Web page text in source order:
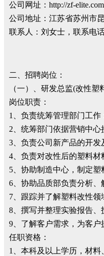
公司网址：http://zf-
公司地址：江苏省苏州市
联系人：刘女士，联系电
二、招聘岗位：
（一）、研发总监(改性塑
岗位职责：
1、负责统筹管理部门工
2、统筹部门依据营销中
3、负责公司新产品的开发
4、负责对改性后的塑料材
5、协助制造中心，制定塑
6、协助品质部负责分析、
7、跟踪并了解塑料改性领
8、撰写并整理实验报告、
9、了解客户需求，为客户
任职资格：
1、本科及以上学历，材料